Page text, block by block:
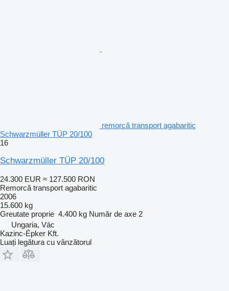
remorcă transport agabaritic
Schwarzmüller TÜP 20/100
16
Schwarzmüller TÜP 20/100
24.300 EUR ≈ 127.500 RON
Remorcă transport agabaritic
2006
15.600 kg
Greutate proprie 4.400 kg Număr de axe 2
Ungaria, Vác
Kazinc-Épker Kft.
Luați legătura cu vânzătorul